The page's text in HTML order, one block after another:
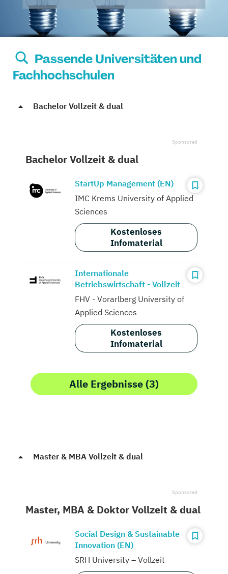
Passende Universitäten und
Fachhochschulen
Bachelor Vollzeit & dual
Bachelor Vollzeit & dual
StartUp Management (EN)
IMC Krems University of Applied
Sciences
Kostenloses
Infomaterial
Internationale
Betriebswirtschaft - Vollzeit
FHV - Vorarlberg University of
Applied Sciences
Kostenloses
Infomaterial
Alle Ergebnisse (3)
Master & MBA Vollzeit & dual
Master, MBA & Doktor Vollzeit & dual
Social Design & Sustainable
Innovation (EN)
SRH University – Vollzeit